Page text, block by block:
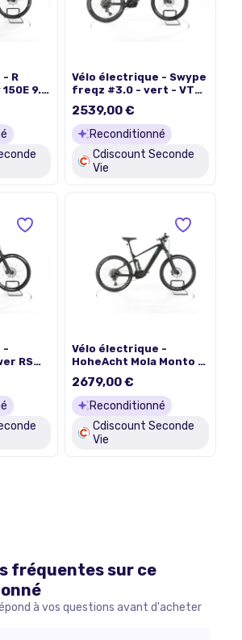
R
9.0
Vélo électrique - Swype
freqz #3.0 - vert - VTT
suspendu - Bosch 625
Wh Reconditionné
2539,00 €
Reconditionné
Cdiscount Seconde
Vie
-
RS
750
Vélo électrique -
HoheAcht Mola Monto -
tout suspendu -
Shimano 630 Wh
Reconditionné
2679,00 €
Reconditionné
Cdiscount Seconde
Vie
fréquentes sur ce
à vos questions avant d'acheter